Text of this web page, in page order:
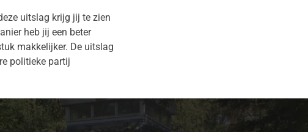
uitslag krijg jij te zien
heb jij een beter
makkelijker. De uitslag
politieke partij